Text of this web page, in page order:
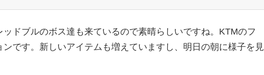
ッドブルのボス達も来ているので素晴らしいですね。KTMのフ
です。新しいアイテムも増えていますし、明日の朝に様子を見